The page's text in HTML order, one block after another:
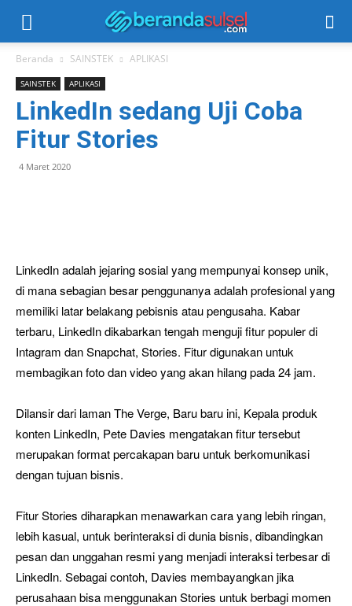
Beranda SAINSTEK APLIKASI
SAINSTEK APLIKASI
LinkedIn sedang Uji Coba
Fitur Stories
4 Maret 2020
LinkedIn adalah jejaring sosial yang mempunyai konsep unik,
di mana sebagian besar penggunanya adalah profesional yang
memiliki latar belakang pebisnis atau pengusaha. Kabar
terbaru, LinkedIn dikabarkan tengah menguji fitur populer di
Intagram dan Snapchat, Stories. Fitur digunakan untuk
membagikan foto dan video yang akan hilang pada 24 jam.
Dilansir dari laman The Verge, Baru baru ini, Kepala produk
konten LinkedIn, Pete Davies mengatakan fitur tersebut
merupakan format percakapan baru untuk berkomunikasi
dengan tujuan bisnis.
Fitur Stories diharapkan menawarkan cara yang lebih ringan,
lebih kasual, untuk berinteraksi di dunia bisnis, dibandingkan
pesan dan unggahan resmi yang menjadi interaksi terbesar di
LinkedIn. Sebagai contoh, Davies membayangkan jika
perusahaan bisa menggunakan Stories untuk berbagi momen